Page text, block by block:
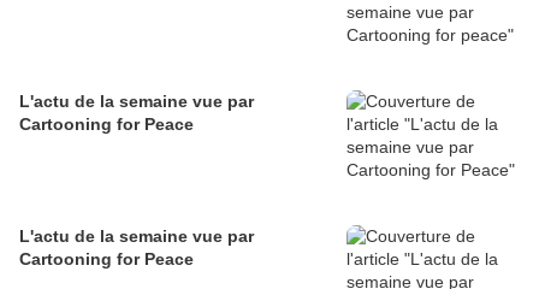
L'actu de la semaine vue par
Cartooning for Peace
L'actu de la semaine vue par
Cartooning for Peace